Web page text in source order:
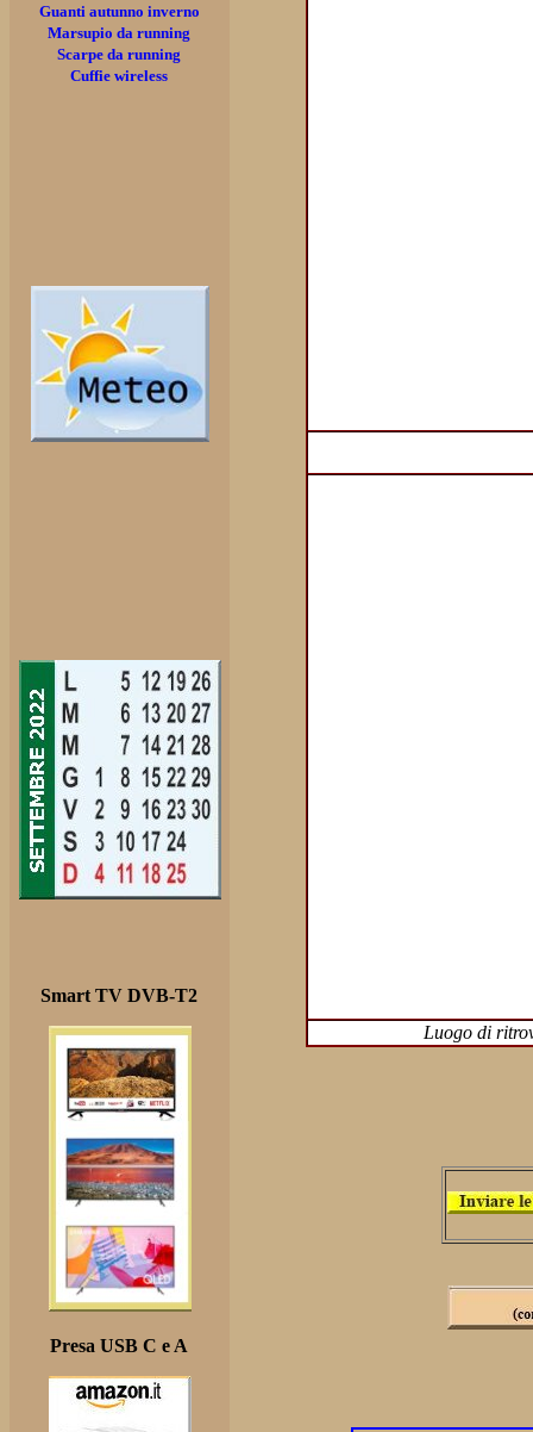
Luogo di
Guanti autunno inverno
Marsupio da running
Scarpe da running
Cuffie wireless
Smart TV DVB-T2
Presa USB C e A